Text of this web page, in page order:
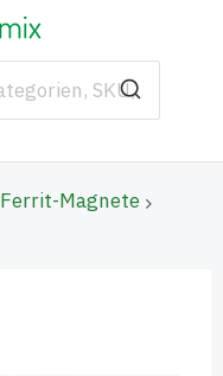
Ferrit-Magnete